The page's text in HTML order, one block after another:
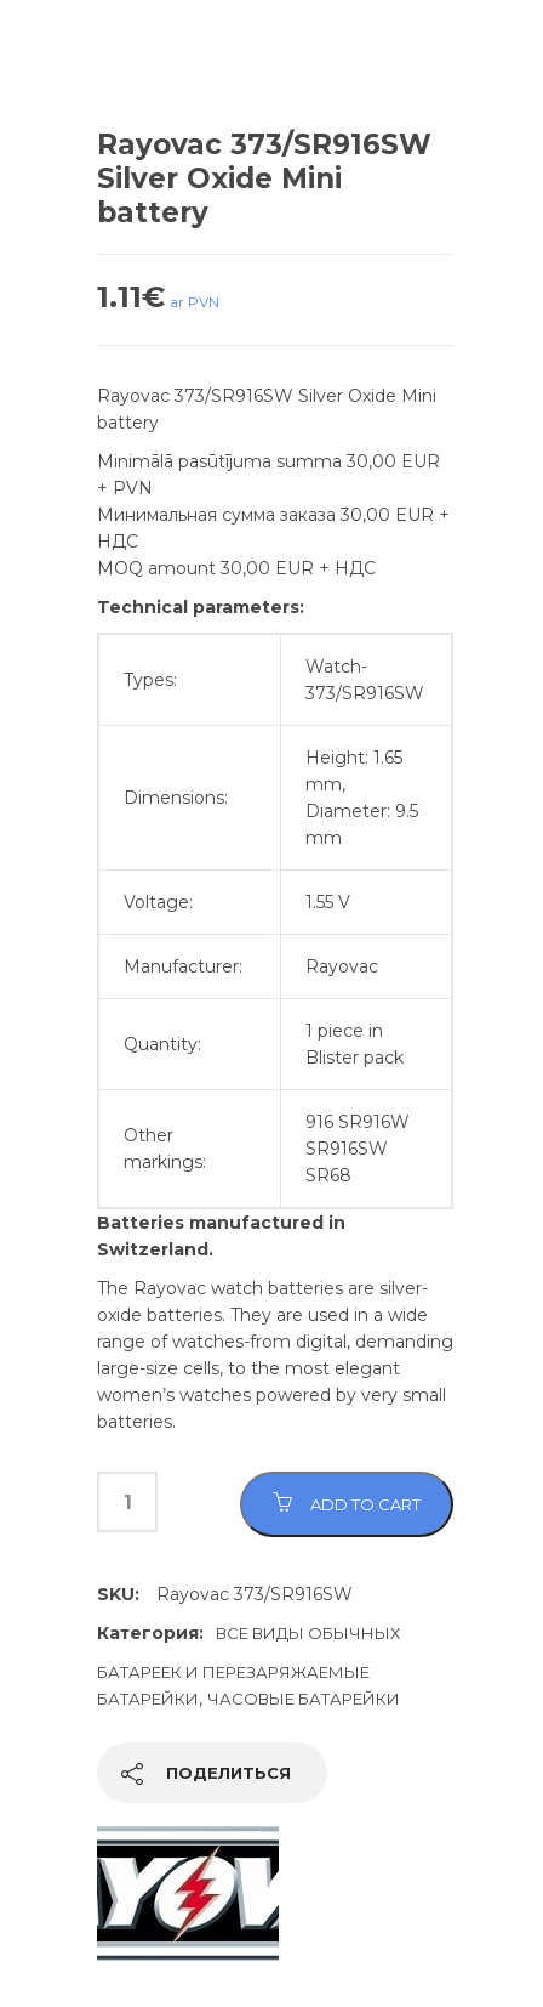
Rayovac 373/SR916SW
Silver Oxide Mini
battery
1.11€ ar PVN
Rayovac 373/SR916SW Silver Oxide Mini
battery
Minimālā pasūtījuma summa 30,00 EUR
+ PVN
Минимальная сумма заказа 30,00 EUR +
НДС
MOQ amount 30,00 EUR + НДС
Technical parameters:
Types:
Watch-
373/SR916SW
Dimensions:
Height: 1.65
mm,
Diameter: 9.5
mm
Voltage: 1.55 V
Manufacturer: Rayovac
Quantity:
1 piece in
Blister pack
Other
markings:
916 SR916W
SR916SW
SR68
Batteries manufactured in
Switzerland.
The Rayovac watch batteries are silver-
oxide batteries. They are used in a wide
range of watches-from digital, demanding
large-size cells, to the most elegant
women’s watches powered by very small
batteries.
ADD TO CART
SKU:
Rayovac 373/SR916SW
Категория:
ВСЕ ВИДЫ ОБЫЧНЫХ
БАТАРЕЕК И ПЕРЕЗАРЯЖАЕМЫЕ
БАТАРЕЙКИ, ЧАСОВЫЕ БАТАРЕЙКИ
ПОДЕЛИТЬСЯ